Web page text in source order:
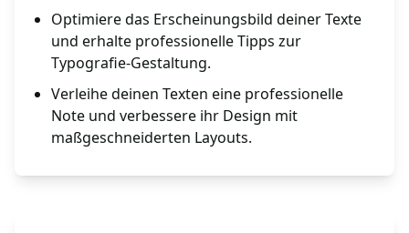
Optimiere das Erscheinungsbild deiner Texte
und erhalte professionelle Tipps zur
Typografie-Gestaltung.
Verleihe deinen Texten eine professionelle
Note und verbessere ihr Design mit
maßgeschneiderten Layouts.